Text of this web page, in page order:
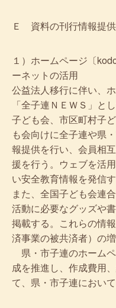
Ｅ 資料の刊行情報提
１）ホームページ〔
ーネットの活用
公益法人移行に伴い、
「全子連ＮＥＷＳ」と
子ども会、市区町村子
も会向けに全子連や県
報提供を行い、会員相
援を行う。ウェブを活
い安全教育情報を発信す
また、全国子ども会連
活動に必要なグッズや
掲載する。これらの情
済事業の被共済者）の増
県・市子連のホーム
成を推進し、作成費用
て、県・市子連におい